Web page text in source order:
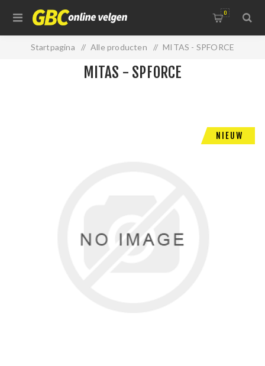
0
Startpagina / Alle producten / MITAS - SPFORCE
NIEUW
MITAS - SPFORCE